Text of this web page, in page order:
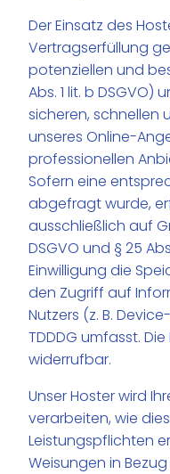
Der Einsatz des
Vertragserfüllung
potenziellen und
Abs. 1 lit. b DSGVO)
sicheren, schnellen
unseres Online-
professionellen
Sofern eine
abgefragt wurde,
ausschließlich auf
DSGVO und § 25
Einwilligung die
den Zugriff auf
Nutzers (z. B.
TDDDG umfasst.
widerrufbar.
Unser Hoster wird
verarbeiten, wie
Leistungspflichten
Weisungen in